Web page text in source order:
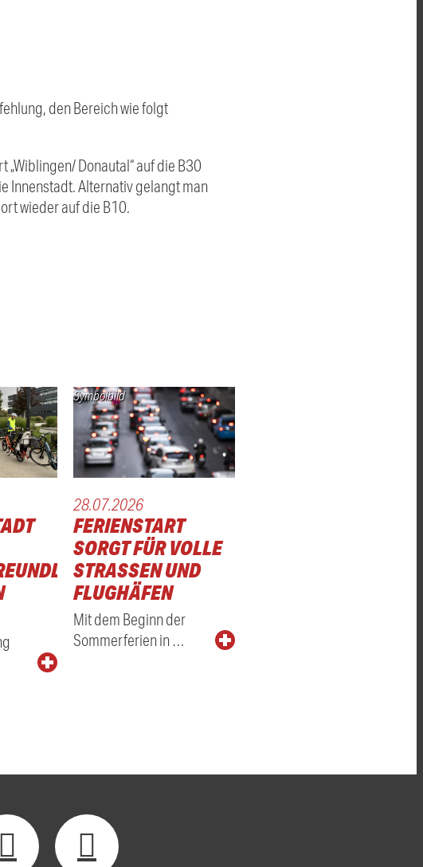
den Bereich wie folgt
Donautal“ auf die B30
Innenstadt. Alternativ gelangt man
wieder auf die B10.
Symbolbild
28.07.2026
FERIENSTART
SORGT FÜR VOLLE
STRASSEN UND F
LUGHÄFEN
Mit dem Beginn der
Sommerferien in …